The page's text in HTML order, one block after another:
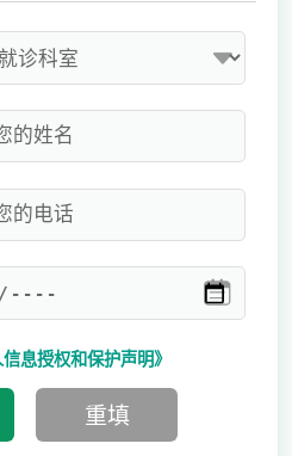
息授权和保护声明》